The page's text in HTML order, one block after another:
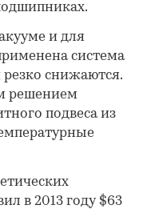
и для
система
резко снижаются.
решением
подвеса из
в 2013 году $63